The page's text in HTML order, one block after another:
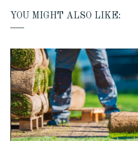
YOU MIGHT ALSO LIKE: